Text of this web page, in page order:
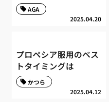
2025.04.20
AGA
プロペシア服用のベス
トタイミングは
2025.04.12
かつら